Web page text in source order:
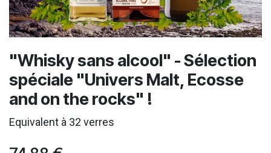
"Whisky sans alcool" - Sélection
spéciale "Univers Malt, Ecosse
and on the rocks" !
Equivalent à 32 verres